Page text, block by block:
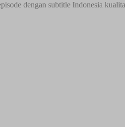
dengan subtitle Indonesia